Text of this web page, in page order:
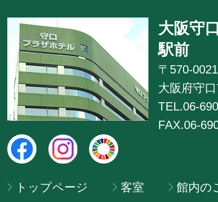
大阪守
駅前
〒570-0021
大阪府守
TEL.06-
FAX.06-
トップページ 客室 館内の